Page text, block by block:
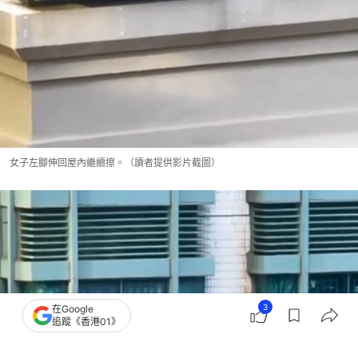
女子左腳伸回屋內繼續擦。（讀者提供影片截圖）
在Google
追蹤《香港01》
3